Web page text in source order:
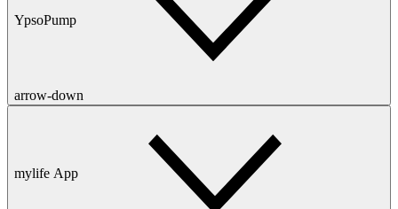
YpsoPump
arrow-down
mylife App